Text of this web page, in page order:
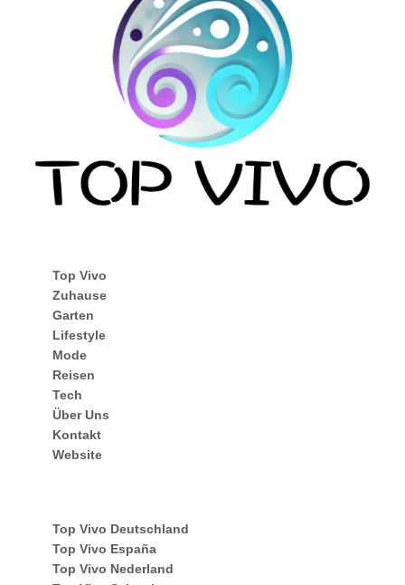
Top Vivo
Zuhause
Garten
Lifestyle
Mode
Reisen
Tech
Über Uns
Kontakt
Website
Top Vivo Deutschland
Top Vivo España
Top Vivo Nederland